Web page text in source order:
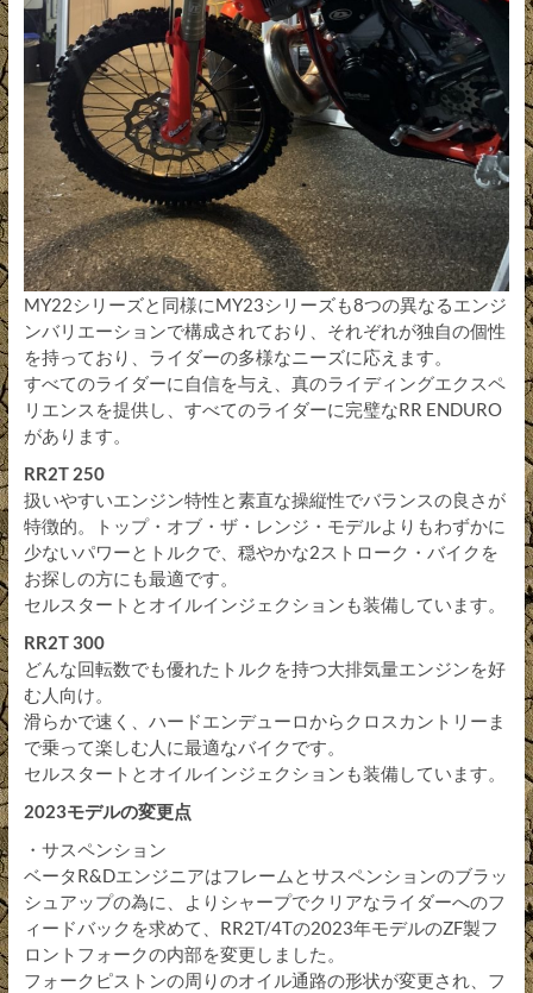
MY22シリーズと同様にMY23シリーズも8つの異なるエンジ
ンバリエーションで構成されており、それぞれが独自の個性
を持っており、ライダーの多様なニーズに応えます。
すべてのライダーに自信を与え、真のライディングエクスペ
リエンスを提供し、すべてのライダーに完璧なRR ENDURO
があります。
RR2T 250
扱いやすいエンジン特性と素直な操縦性でバランスの良さが
特徴的。トップ・オブ・ザ・レンジ・モデルよりもわずかに
少ないパワーとトルクで、穏やかな2ストローク・バイクを
お探しの方にも最適です。
セルスタートとオイルインジェクションも装備しています。
RR2T 300
どんな回転数でも優れたトルクを持つ大排気量エンジンを好
む人向け。
滑らかで速く、ハードエンデューロからクロスカントリーま
で乗って楽しむ人に最適なバイクです。
セルスタートとオイルインジェクションも装備しています。
2023モデルの変更点
・サスペンション
ベータR&Dエンジニアはフレームとサスペンションのブラッ
シュアップの為に、よりシャープでクリアなライダーへのフ
ィードバックを求めて、RR2T/4Tの2023年モデルのZF製フ
ロントフォークの内部を変更しました。
フォークピストンの周りのオイル通路の形状が変更され、フ